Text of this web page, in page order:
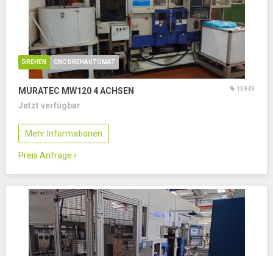
DREHEN CNC DREHAUTOMAT
MURATEC MW1204 ACHSEN 15949
Jetzt verfügbar
Mehr Informationen
Preis Anfrage